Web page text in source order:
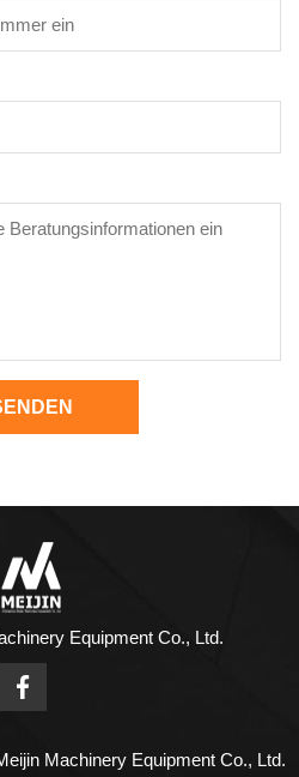
Equipment Co., Ltd.
Machinery Equipment Co., Ltd.